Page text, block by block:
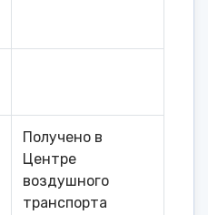
Получено в
Центре
воздушного
транспорта